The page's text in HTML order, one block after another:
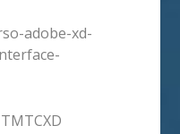
adobe-xd-